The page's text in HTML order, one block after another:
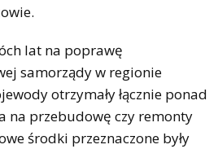
lat na poprawę
samorządy w regionie
otrzymały łącznie ponad
na przebudowę czy remonty
środki przeznaczone były